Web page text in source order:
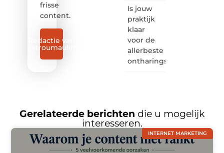
frisse
content.
Redactie van
Letroumaulin
Is jouw
praktijk
klaar
voor de
allerbeste
ontharingslaser?
Gerelateerde berichten die u mogelijk
interesseren.
INTERNET MARKETING